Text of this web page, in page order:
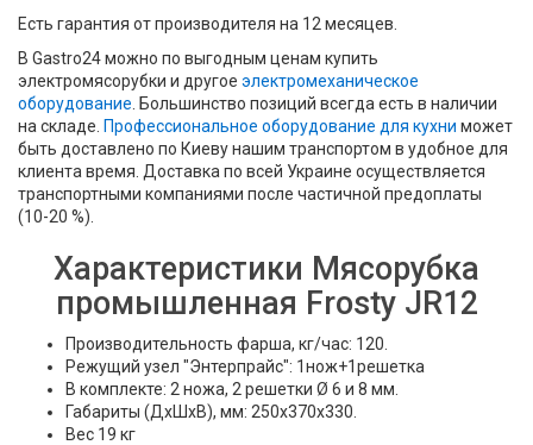
Есть гарантия от производителя на 12 месяцев.
В Gastro24 можно по выгодным ценам купить
электромясорубки и другое электромеханическое
оборудование . Большинство позиций всегда есть в наличии
на складе. Профессиональное оборудование для кухни может
быть доставлено по Киеву нашим транспортом в удобное для
клиента время. Доставка по всей Украине осуществляется
транспортными компаниями после частичной предоплаты
(10-20 %).
Характеристики Мясорубка
промышленная Frosty JR12
Производительность фарша, кг/час: 120.
Режущий узел "Энтерпрайс": 1нож+1решетка
В комплекте: 2 ножа, 2 решетки Ø 6 и 8 мм.
Габариты (ДхШхВ), мм: 250х370х330.
Вес 19 кг